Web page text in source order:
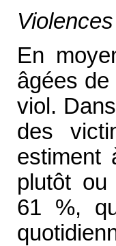
En
âgées
viol.
des
estiment
plutôt
61 %,